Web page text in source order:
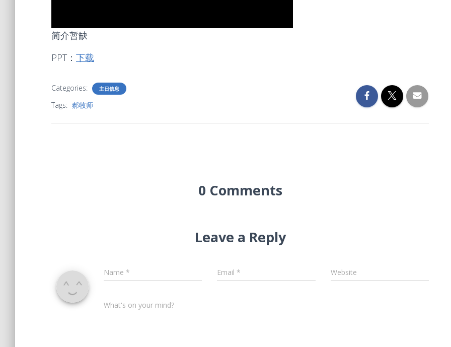
简介暂缺
PPT： 下载
Categories: 主日信息
Tags: 郝牧师
0 Comments
Leave a Reply
Name * Email * Website
What's on your mind?